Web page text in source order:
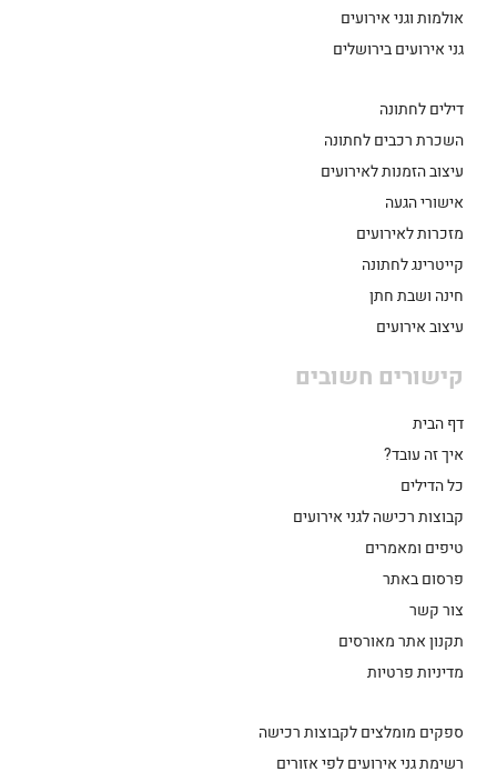
אולמות וגני אירועים
גני אירועים בירושלים
דילים לחתונה
השכרת רכבים לחתונה
עיצוב הזמנות לאירועים
אישורי הגעה
מזכרות לאירועים
קייטרינג לחתונה
חינה ושבת חתן
עיצוב אירועים
קישורים חשובים
דף הבית
איך זה עובד?
כל הדילים
קבוצות רכישה לגני אירועים
טיפים ומאמרים
פרסום באתר
צור קשר
תקנון אתר מאורסים
מדיניות פרטיות
ספקים מומלצים לקבוצות רכישה
רשימת גני אירועים לפי אזורים